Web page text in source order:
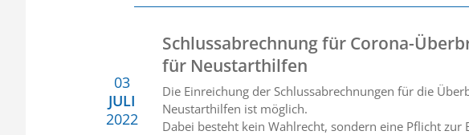
03
JULI
2022
Schlussabrechnung für Corona-
für Neustarthilfen
Die Einreichung der Schlussabrechnungen für die
Neustarthilfen ist möglich.
Dabei besteht kein Wahlrecht, sondern eine Pflicht